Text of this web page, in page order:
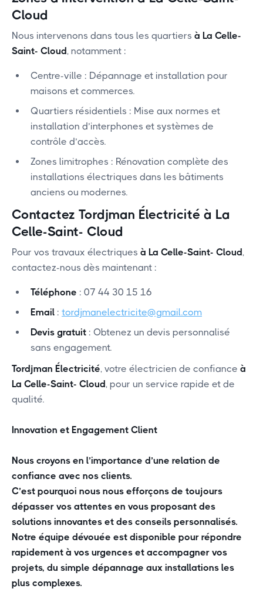
Cloud
Nous intervenons dans tous les quartiers à La Celle-
Saint- Cloud, notamment :
‍Centre-ville : Dépannage et installation pour
maisons et commerces.
‍Quartiers résidentiels : Mise aux normes et
installation d’interphones et systèmes de
contrôle d’accès.
‍Zones limitrophes : Rénovation complète des
installations électriques dans les bâtiments
anciens ou modernes.
Contactez Tordjman Électricité à La
Celle-Saint- Cloud
Pour vos travaux électriques à La Celle-Saint- Cloud,
contactez-nous dès maintenant :
Téléphone : 07 44 30 15 16
Email : tordjmanelectricite@gmail.com
Devis gratuit : Obtenez un devis personnalisé
sans engagement.
Tordjman Électricité, votre électricien de confiance à
La Celle-Saint- Cloud, pour un service rapide et de
qualité.
Innovation et Engagement Client
Nous croyons en l’importance d’une relation de
confiance avec nos clients.
C’est pourquoi nous nous efforçons de toujours
dépasser vos attentes en vous proposant des
solutions innovantes et des conseils personnalisés.
Notre équipe dévouée est disponible pour répondre
rapidement à vos urgences et accompagner vos
projets, du simple dépannage aux installations les
plus complexes.